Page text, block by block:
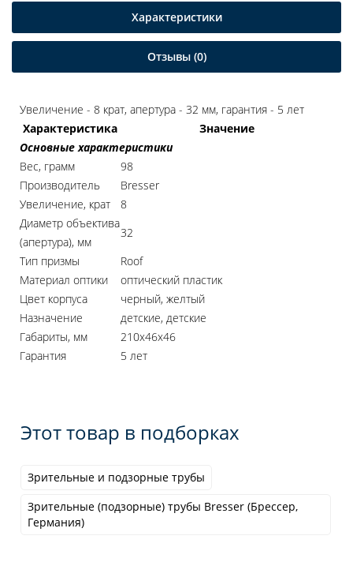
Характеристики
Отзывы (0)
Увеличение - 8 крат, апертура - 32 мм, гарантия - 5 лет
Характеристика
Значение
Основные характеристики
Вес, грамм
98
Производитель
Bresser
Увеличение, крат
8
Диаметр объектива
(апертура), мм
32
Тип призмы
Roof
Материал оптики
оптический пластик
Цвет корпуса
черный, желтый
Назначение
детские, детские
Габариты, мм
210х46х46
Гарантия
5 лет
Этот товар в подборках
Зрительные и подзорные трубы
Зрительные (подзорные) трубы Bresser (Брессер,
Германия)